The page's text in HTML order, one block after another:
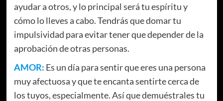
ayudar a otros, y lo principal será tu espíritu y
cómo lo lleves a cabo. Tendrás que domar tu
impulsividad para evitar tener que depender de la
aprobación de otras personas.
AMOR: Es un día para sentir que eres una persona
muy afectuosa y que te encanta sentirte cerca de
los tuyos, especialmente. Así que demuéstrales tu